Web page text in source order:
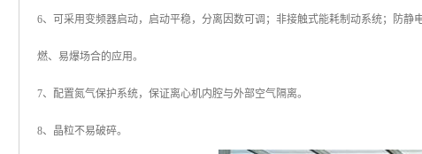
6、可采用变频器启动，启动平稳，分离因数可调；非接触式能耗制动系统；防
燃、易爆场合的应用。
7、配置氮气保护系统，保证离心机内腔与外部空气隔离。
8、晶粒不易破碎。